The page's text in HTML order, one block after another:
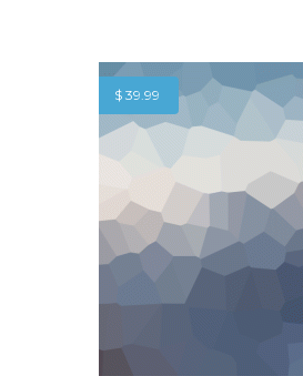
$39.99